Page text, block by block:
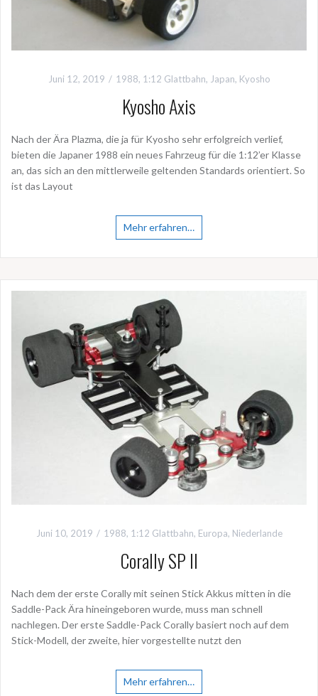
Juni 12, 2019 1988, 1:12 Glattbahn, Japan, Kyosho
Kyosho Axis
Nach der Ära Plazma, die ja für Kyosho sehr erfolgreich verlief,
bieten die Japaner 1988 ein neues Fahrzeug für die 1:12’er Klasse
an, das sich an den mittlerweile geltenden Standards orientiert. So
ist das Layout
Mehr erfahren…
Juni 10, 2019 1988, 1:12 Glattbahn, Europa, Niederlande
Corally SP II
Nach dem der erste Corally mit seinen Stick Akkus mitten in die
Saddle-Pack Ära hineingeboren wurde, muss man schnell
nachlegen. Der erste Saddle-Pack Corally basiert noch auf dem
Stick-Modell, der zweite, hier vorgestellte nutzt den
Mehr erfahren…